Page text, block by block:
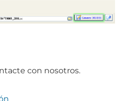
con nosotros.